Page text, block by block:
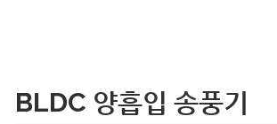
BLDC 양흡입 송풍기